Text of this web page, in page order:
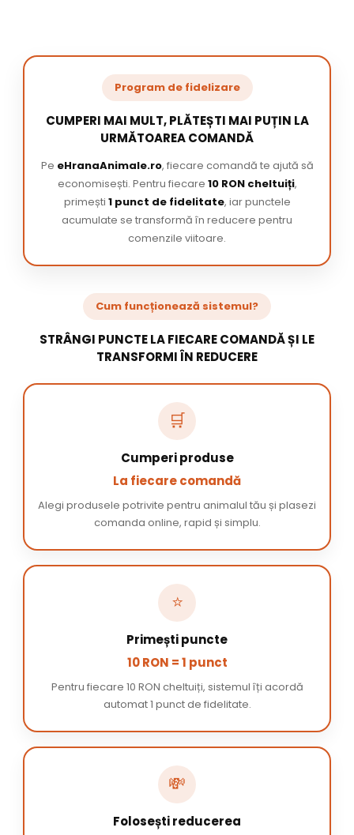
Program de fidelizare
CUMPERI MAI MULT, PLĂTEȘTI MAI PUȚIN LA
URMĂTOAREA COMANDĂ
Pe eHranaAnimale.ro, fiecare comandă te ajută să
economisești. Pentru fiecare 10 RON cheltuiți,
primești 1 punct de fidelitate, iar punctele
acumulate se transformă în reducere pentru
comenzile viitoare.
Cum funcționează sistemul?
STRÂNGI PUNCTE LA FIECARE COMANDĂ ȘI LE
TRANSFORMI ÎN REDUCERE
🛒
Cumperi produse
La fiecare comandă
Alegi produsele potrivite pentru animalul tău și plasezi
comanda online, rapid și simplu.
⭐
Primești puncte
10 RON = 1 punct
Pentru fiecare 10 RON cheltuiți, sistemul îți acordă
automat 1 punct de fidelitate.
💸
Folosești reducerea